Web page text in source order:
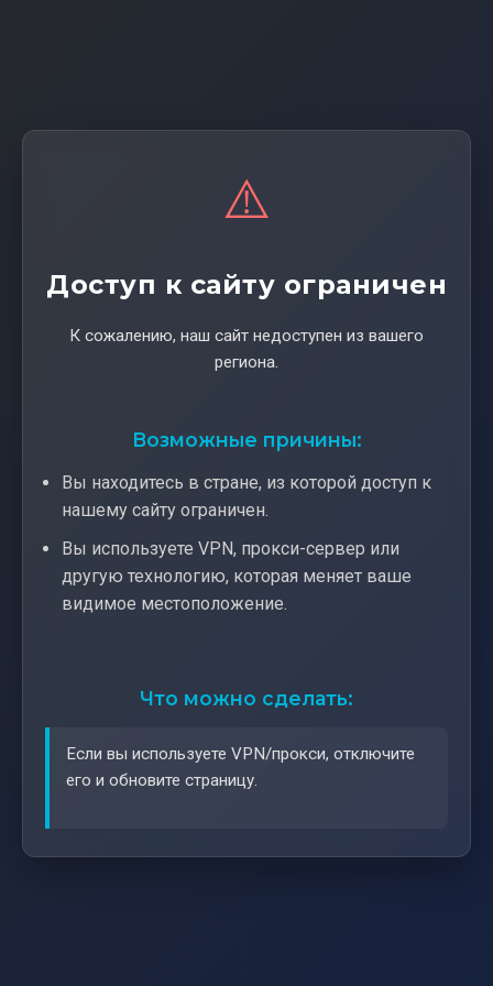
⚠️
Доступ к сайту ограничен
К сожалению, наш сайт недоступен из вашего
региона.
Возможные причины:
Вы находитесь в стране, из которой доступ к
нашему сайту ограничен.
Вы используете VPN, прокси-сервер или
другую технологию, которая меняет ваше
видимое местоположение.
Что можно сделать:
Если вы используете VPN/прокси, отключите
его и обновите страницу.